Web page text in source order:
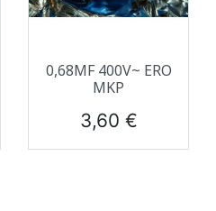
0,68ΜF 400V~ ERO
MKP
Prix
3,60 €